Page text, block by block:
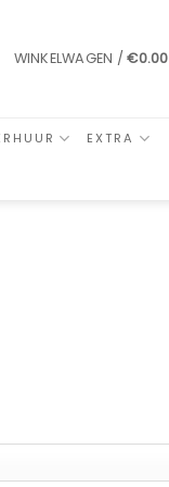
WINKELWAGEN /€0.00
EXTRA